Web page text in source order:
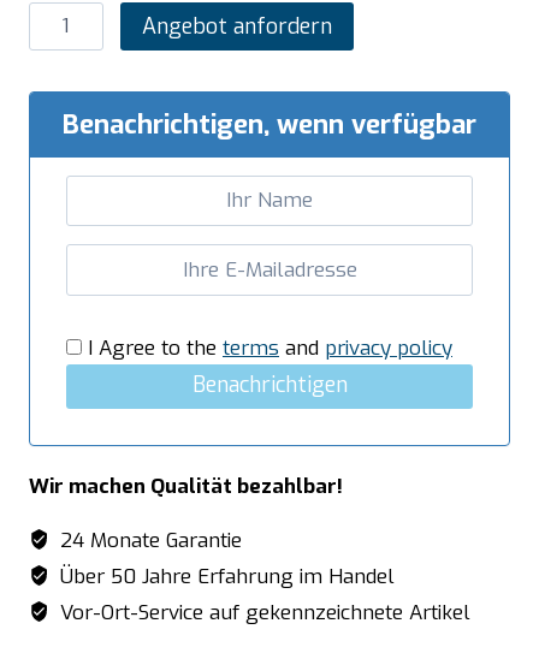
SARO
Lagertiefkühlschrank
Edelstahl,
Angebot anfordern
Benachrichtigen, wenn verfügbar
I Agree to the terms and privacy policy
Benachrichtigen
Wir machen Qualität bezahlbar!
24 Monate Garantie
Über 50 Jahre Erfahrung im Handel
Vor-Ort-Service auf gekennzeichnete Artikel